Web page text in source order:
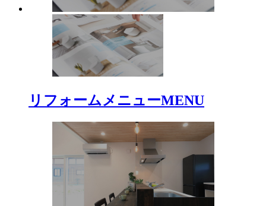
リフォームメニューMENU